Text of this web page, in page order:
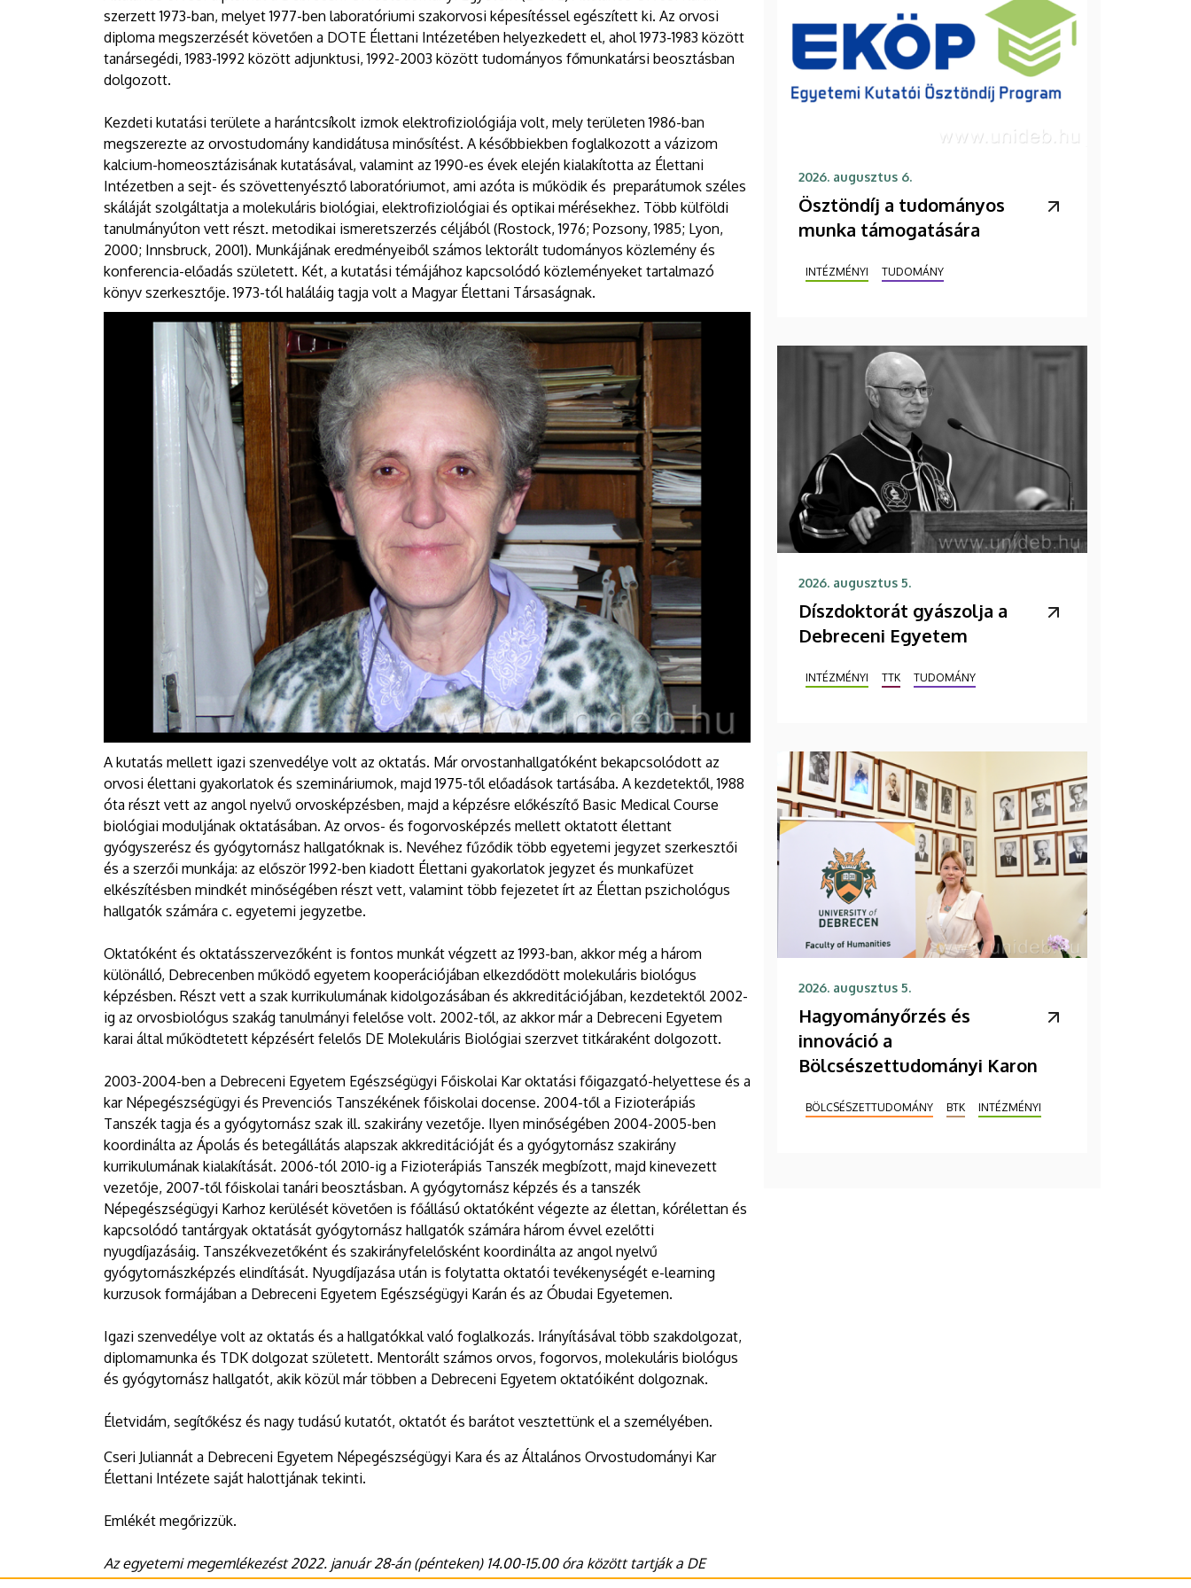
szerzett 1973-ban, melyet 1977-ben laboratóriumi szakorvosi képesítéssel egészített ki. Az orvosi
diploma megszerzését követően a DOTE Élettani Intézetében helyezkedett el, ahol 1973-1983 között
tanársegédi, 1983-1992 között adjunktusi, 1992-2003 között tudományos főmunkatársi beosztásban
dolgozott.
Kezdeti kutatási területe a harántcsíkolt izmok elektrofiziológiája volt, mely területen 1986-ban
megszerezte az orvostudomány kandidátusa minősítést. A későbbiekben foglalkozott a vázizom
kalcium-homeosztázisának kutatásával, valamint az 1990-es évek elején kialakította az Élettani
Intézetben a sejt- és szövettenyésztő laboratóriumot, ami azóta is működik és preparátumok széles
skáláját szolgáltatja a molekuláris biológiai, elektrofiziológiai és optikai mérésekhez. Több külföldi
tanulmányúton vett részt. metodikai ismeretszerzés céljából (Rostock, 1976; Pozsony, 1985; Lyon,
2000; Innsbruck, 2001). Munkájának eredményeiből számos lektorált tudományos közlemény és
konferencia-előadás született. Két, a kutatási témájához kapcsolódó közleményeket tartalmazó
könyv szerkesztője. 1973-tól haláláig tagja volt a Magyar Élettani Társaságnak.
A kutatás mellett igazi szenvedélye volt az oktatás. Már orvostanhallgatóként bekapcsolódott az
orvosi élettani gyakorlatok és szemináriumok, majd 1975-től előadások tartásába. A kezdetektől, 1988
óta részt vett az angol nyelvű orvosképzésben, majd a képzésre előkészítő Basic Medical Course
biológiai moduljának oktatásában. Az orvos- és fogorvosképzés mellett oktatott élettant
gyógyszerész és gyógytornász hallgatóknak is. Nevéhez fűződik több egyetemi jegyzet szerkesztői
és a szerzői munkája: az először 1992-ben kiadott Élettani gyakorlatok jegyzet és munkafüzet
elkészítésben mindkét minőségében részt vett, valamint több fejezetet írt az Élettan pszichológus
hallgatók számára c. egyetemi jegyzetbe.
Oktatóként és oktatásszervezőként is fontos munkát végzett az 1993-ban, akkor még a három
különálló, Debrecenben működő egyetem kooperációjában elkezdődött molekuláris biológus
képzésben. Részt vett a szak kurrikulumának kidolgozásában és akkreditációjában, kezdetektől 2002-
ig az orvosbiológus szakág tanulmányi felelőse volt. 2002-től, az akkor már a Debreceni Egyetem
karai által működtetett képzésért felelős DE Molekuláris Biológiai szerzvet titkáraként dolgozott.
2003-2004-ben a Debreceni Egyetem Egészségügyi Főiskolai Kar oktatási főigazgató-helyettese és a
kar Népegészségügyi és Prevenciós Tanszékének főiskolai docense. 2004-től a Fizioterápiás
Tanszék tagja és a gyógytornász szak ill. szakirány vezetője. Ilyen minőségében 2004-2005-ben
koordinálta az Ápolás és betegállátás alapszak akkreditációját és a gyógytornász szakirány
kurrikulumának kialakítását. 2006-tól 2010-ig a Fizioterápiás Tanszék megbízott, majd kinevezett
vezetője, 2007-től főiskolai tanári beosztásban. A gyógytornász képzés és a tanszék
Népegészségügyi Karhoz kerülését követően is főállású oktatóként végezte az élettan, kórélettan és
kapcsolódó tantárgyak oktatását gyógytornász hallgatók számára három évvel ezelőtti
nyugdíjazásáig. Tanszékvezetőként és szakirányfelelősként koordinálta az angol nyelvű
gyógytornászképzés elindítását. Nyugdíjazása után is folytatta oktatói tevékenységét e-learning
kurzusok formájában a Debreceni Egyetem Egészségügyi Karán és az Óbudai Egyetemen.
Igazi szenvedélye volt az oktatás és a hallgatókkal való foglalkozás. Irányításával több szakdolgozat,
diplomamunka és TDK dolgozat született. Mentorált számos orvos, fogorvos, molekuláris biológus
és gyógytornász hallgatót, akik közül már többen a Debreceni Egyetem oktatóiként dolgoznak.
Életvidám, segítőkész és nagy tudású kutatót, oktatót és barátot vesztettünk el a személyében.
Cseri Juliannát a Debreceni Egyetem Népegészségügyi Kara és az Általános Orvostudományi Kar
Élettani Intézete saját halottjának tekinti.
Emlékét megőrizzük.
Az egyetemi megemlékezést 2022. január 28-án (pénteken) 14.00-15.00 óra között tartják a DE
2026. augusztus 6.
Ösztöndíj a tudományos
munka támogatására
INTÉZMÉNYI TUDOMÁNY
2026. augusztus 5.
Díszdoktorát gyászolja a
Debreceni Egyetem
INTÉZMÉNYI TTK TUDOMÁNY
2026. augusztus 5.
Hagyományőrzés és
innováció a
Bölcsészettudományi Karon
BÖLCSÉSZETTUDOMÁNY BTK INTÉZMÉNYI